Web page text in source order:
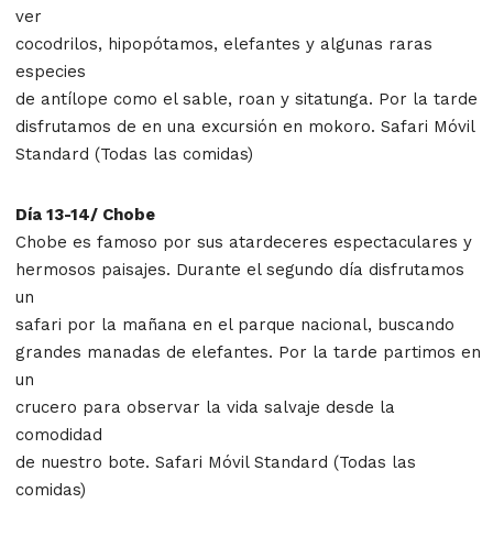
ver
cocodrilos, hipopótamos, elefantes y algunas raras
especies
de antílope como el sable, roan y sitatunga. Por la tarde
disfrutamos de en una excursión en mokoro. Safari Móvil
Standard (Todas las comidas)
Día 13-14/ Chobe
Chobe es famoso por sus atardeceres espectaculares y
hermosos paisajes. Durante el segundo día disfrutamos
un
safari por la mañana en el parque nacional, buscando
grandes manadas de elefantes. Por la tarde partimos en
un
crucero para observar la vida salvaje desde la
comodidad
de nuestro bote. Safari Móvil Standard (Todas las
comidas)